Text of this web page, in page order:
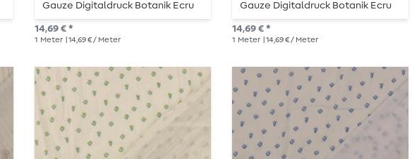
Gauze Digitaldruck Botanik Ecru
Grün
14,69 € *
1 Meter | 14,69 € / Meter
Gauze Digitaldruck Botanik Ecru
Orange
14,69 € *
1 Meter | 14,69 € / Meter